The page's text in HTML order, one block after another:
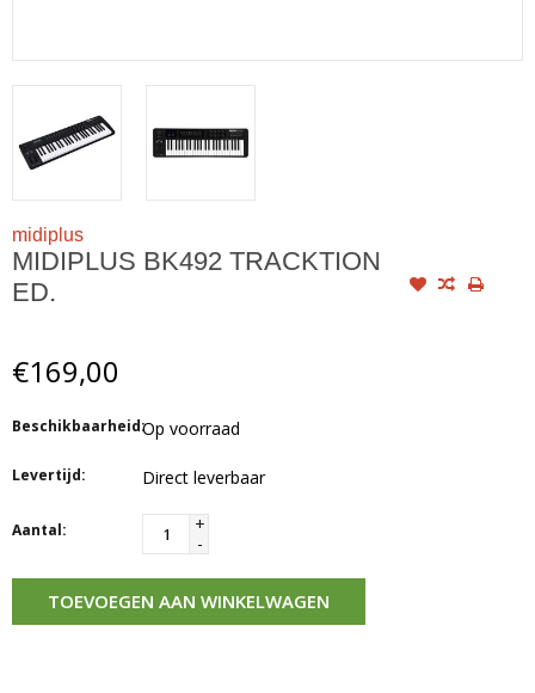
midiplus
MIDIPLUS BK492 TRACKTION
ED.
€169,00
Beschikbaarheid:Op voorraad
Levertijd: Direct leverbaar
Aantal:
+
-
TOEVOEGEN AAN WINKELWAGEN